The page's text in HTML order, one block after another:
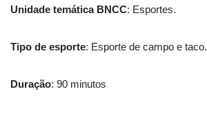
Unidade temática BNCC: Esportes.
Tipo de esporte: Esporte de campo e taco.
Duração: 90 minutos